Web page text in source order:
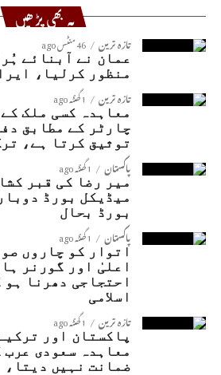
یہ بھی پڑھیں
تازہ ترین 46 منٹس ago
عمان نے آبنائے
منظور کرلیا،
تازہ ترین 1 گھنٹہ ago
معاہدہ کسی ملک
چارٹر کے مطابق
توثیق کرتا ہے،
پاکستان 1 گھنٹہ ago
میر رضا کی قبر
میڈیکل بورڈ
بورڈ بحال
پاکستان 1 گھنٹہ ago
اتوار کو چاروں
اعلیٰ اور گورنر
احتجاجی دھرنا
اسلامی
تازہ ترین 1 گھنٹہ ago
پاکستان اور
معاہدہ سعودی عرب
ضمانت نہیں دیتا،